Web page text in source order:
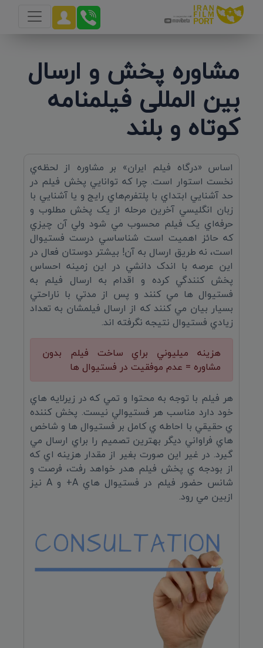
مشاوره پخش و ارسال
بین المللی فیلمنامه
کوتاه و بلند
اساس «درگاه فيلم ايران» بر مشاوره از لحظه‌ي
نخست استوار است. چرا که توانايي پخش فيلم در
حد آشنايي ابتداي با پلتفرم‌هاي رايج و يا آشنايي با
زبان انگليسي آخرين مرحله از يک پخش مطلوب و
حرفه‌اي يک فيلم محسوب مي شود ولي آن چيزي
که حائز اهميت است شناساسي درست فستيوال
است، نه طريق ارسال به آن! بيشتر دوستان فعال در
اين عرصه با اندک دانشي در اين زمينه احساس
پخش کنندگي کرده و اقدام به ارسال فيلم به
فستيوال ها مي کنند و پس از مدتي با ناراحتي
بسيار بيان مي کنند که از ارسال فيلمشان به تعداد
زيادي فستيوال نتيجه نگرفته اند.
هزينه ميليوني براي ساخت فيلم بدون
مشاوره = عدم موفقيت در فستيوال ها
هر فيلم با توجه به محتوا و تمي که در زيرلايه هاي
خود دارد مناسب هر فستيوالي نيست. پخش کننده
ي حقيقي با احاطه ي کامل بر فستيوال ها و شاخص
هاي فراواني ديگر بهترين تصميم را براي ارسال مي
گيرد. در غير اين صورت بغير از مقدار هزينه اي که
از بودجه ي پخش فيلم هدر خواهد رفت، فرصت و
شانس حضور فيلم در فستيوال هاي A+ و A نيز
ازبين مي رود.